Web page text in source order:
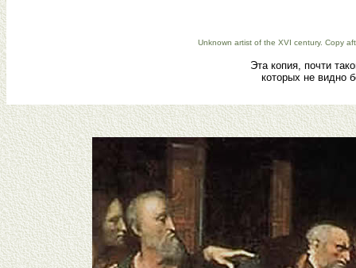
Unknown artist of the XVI century. Copy
Эта копия, почти
которых не видно